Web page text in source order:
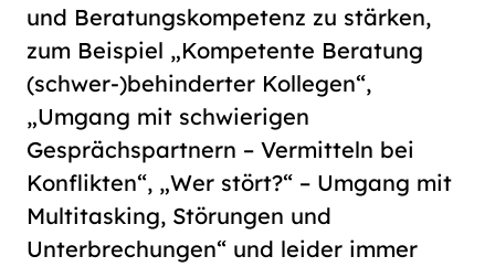
und Beratungskompetenz zu stärken,
zum Beispiel „Kompetente Beratung
(schwer-)behinderter Kollegen“,
„Umgang mit schwierigen
Gesprächspartnern – Vermitteln bei
Konflikten“, „Wer stört?“ – Umgang mit
Multitasking, Störungen und
Unterbrechungen“ und leider immer